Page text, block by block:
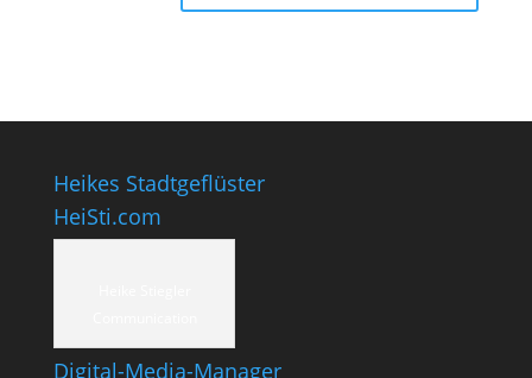
Heikes Stadtgeflüster
HeiSti.com
Digital-Media-Manager